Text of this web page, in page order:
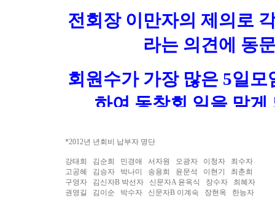
*2012년 년회비 납부자 명단
강태희 김순희 민경애 서자원 오광자 이청자 최수자
고공혜 김승자 박나미 송용희 윤문석 이현기 최춘희
구영자 김신자B 박선자 신문자A 윤옥식 장수자 최혜자
권영길 김이순 박수자 신문자B 이계숙 장현옥 한능자